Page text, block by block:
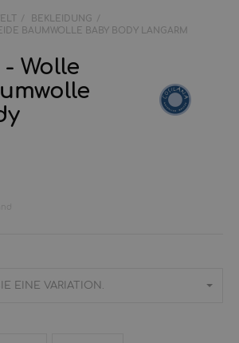
BEKLEIDUNG
BAUMWOLLE BABY BODY LANGARM
Wolle
EINE VARIATION.